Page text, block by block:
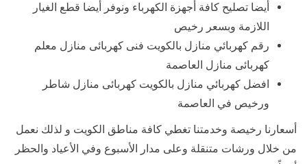
أيضا تصليح كافة أجهزة الكهرباء ونوفر أيضا قطع الغيار
اللازمة وبسعر رخيص
رقم كهربائي منازل بالكويت فنى كهربائى منازل معلم
كهربائى منازل العاصمة
افضل كهربائي منازل بالكويت كهربائى منازل شاطر
ورخيص في العاصمة
أسعارنا رخيصة وخدمتنا تغطي كافة مناطق الكويت و لذلك نعمل
من خلال ورشات متنقلة وعلى مدار الأسبوع وفي الأعياد والحظر